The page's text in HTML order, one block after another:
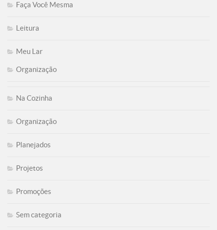
Faça Você Mesma
Leitura
Meu Lar
Organização
Na Cozinha
Organização
Planejados
Projetos
Promoções
Sem categoria